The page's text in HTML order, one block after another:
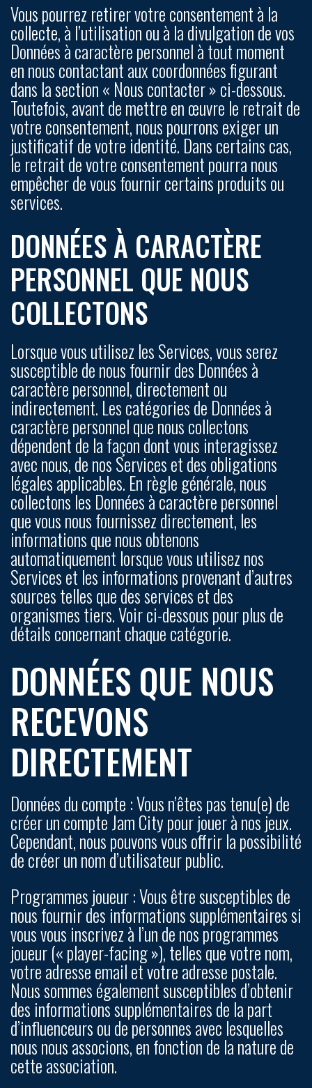
Vous pourrez retirer votre consentement à la
collecte, à l’utilisation ou à la divulgation de vos
Données à caractère personnel à tout moment
en nous contactant aux coordonnées figurant
dans la section « Nous contacter » ci-dessous.
Toutefois, avant de mettre en œuvre le retrait de
votre consentement, nous pourrons exiger un
justificatif de votre identité. Dans certains cas,
le retrait de votre consentement pourra nous
empêcher de vous fournir certains produits ou
services.
DONNÉES À CARACTÈRE
PERSONNEL QUE NOUS
COLLECTONS
Lorsque vous utilisez les Services, vous serez
susceptible de nous fournir des Données à
caractère personnel, directement ou
indirectement. Les catégories de Données à
caractère personnel que nous collectons
dépendent de la façon dont vous interagissez
avec nous, de nos Services et des obligations
légales applicables. En règle générale, nous
collectons les Données à caractère personnel
que vous nous fournissez directement, les
informations que nous obtenons
automatiquement lorsque vous utilisez nos
Services et les informations provenant d’autres
sources telles que des services et des
organismes tiers. Voir ci-dessous pour plus de
détails concernant chaque catégorie.
DONNÉES QUE NOUS
RECEVONS
DIRECTEMENT
Données du compte :Vous n’êtes pas tenu(e) de
créer un compte Jam City pour jouer à nos jeux.
Cependant, nous pouvons vous offrir la possibilité
de créer un nom d’utilisateur public.
Programmes joueur :Vous être susceptibles de
nous fournir des informations supplémentaires si
vous vous inscrivez à l’un de nos programmes
joueur (« player-facing »), telles que votre nom,
votre adresse e­mail et votre adresse postale.
Nous sommes également susceptibles d’obtenir
des informations supplémentaires de la part
d’influenceurs ou de personnes avec lesquelles
nous nous associons, en fonction de la nature de
cette association.